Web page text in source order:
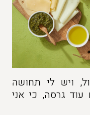
ויש לי תחושה
גרסה, כי אני